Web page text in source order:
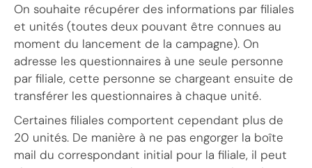
On souhaite récupérer des informations par filiales
et unités (toutes deux pouvant être connues au
moment du lancement de la campagne). On
adresse les questionnaires à une seule personne
par filiale, cette personne se chargeant ensuite de
transférer les questionnaires à chaque unité.
Certaines filiales comportent cependant plus de
20 unités. De manière à ne pas engorger la boîte
mail du correspondant initial pour la filiale, il peut